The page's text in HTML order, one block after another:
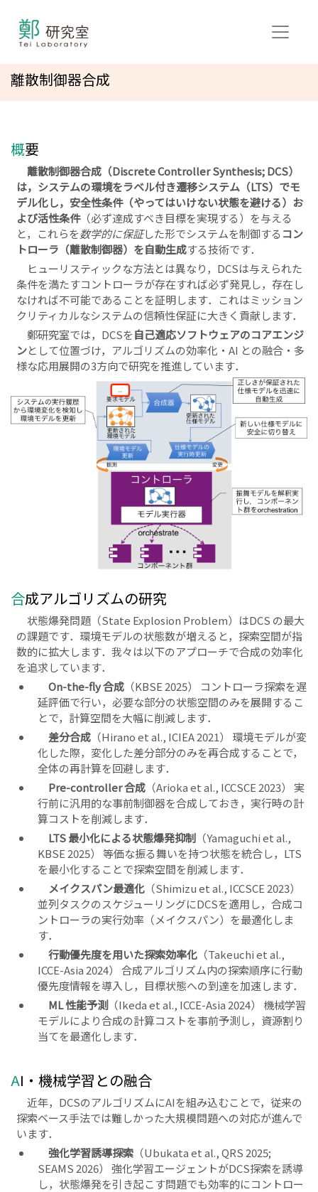
離散制御器合成
概要
離散制御器合成（Discrete Controller Synthesis; DCS）
は，システムの環境をラベル付き遷移システム（LTS） でモ
デル化し， 安全性条件（やってはいけない状態を避ける）お
よび活性条件（必ず達成すべき目標を実現する）を与える
と，これらを数学的に保証した形でシステムを制御する コン
トローラ（離散制御器）を自動生成する技術です．
ヒューリスティックな方法とは異なり，DCSは与えられた
条件を満たすコントローラが存在すれば必ず発見し，存在し
なければ不可能であることを証明します．これはミッション
クリティカルなシステムの信頼性保証に大きく貢献します．
鄭研究室では，DCSを自己適応ソフトウェアのコアエンジ
ンとして位置づけ，アルゴリズムの効率化・AI との融合・多
様な応用展開の3方向で研究を推進しています．
合成アルゴリズムの研究
状態爆発問題（State Explosion Problem）はDCS の最大
の課題です．環境モデルの状態数が増えると，探索空間が指
数的に拡大します．我々は以下のアプローチで合成の効率化
を追求しています．
On-the-fly 合成（KBSE 2025） コントローラ探索を遅
延評価で行い，必要な部分の状態空間のみを展開するこ
とで，計算空間を大幅に削減します．
差分合成（Hirano et al., ICIEA 2021） 環境モデルが変
化した際，変化した差分部分のみを再合成することで，
全体の再計算を回避します．
Pre-controller 合成（Arioka et al., ICCSCE 2023） 実
行前に汎用的な事前制御器を合成しておき，実行時の計
算コストを削減します．
LTS 最小化による状態爆発抑制（Yamaguchi et al.,
KBSE 2025） 等価な振る舞いを持つ状態を統合し，LTS
を最小化することで探索空間を削減します．
メイクスパン最適化（Shimizu et al., ICCSCE 2023）
並列タスクのスケジューリングにDCSを適用し，合成コ
ントローラの実行効率（メイクスパン）を最適化しま
す．
行動優先度を用いた探索効率化（Takeuchi et al.,
ICCE-Asia 2024） 合成アルゴリズム内の探索順序に行動
優先度情報を導入し，目標状態への到達を加速します．
ML 性能予測（Ikeda et al., ICCE-Asia 2024） 機械学習
モデルにより合成の計算コストを事前予測し，資源割り
当てを最適化します．
AI・機械学習との融合
近年，DCSのアルゴリズムにAIを組み込むことで，従来の
探索ベース手法では難しかった大規模問題への対応が進んで
います．
強化学習誘導探索（Ubukata et al., QRS 2025;
SEAMS 2026） 強化学習エージェントがDCS探索を誘導
し，状態爆発を引き起こす問題でも効率的にコントロー